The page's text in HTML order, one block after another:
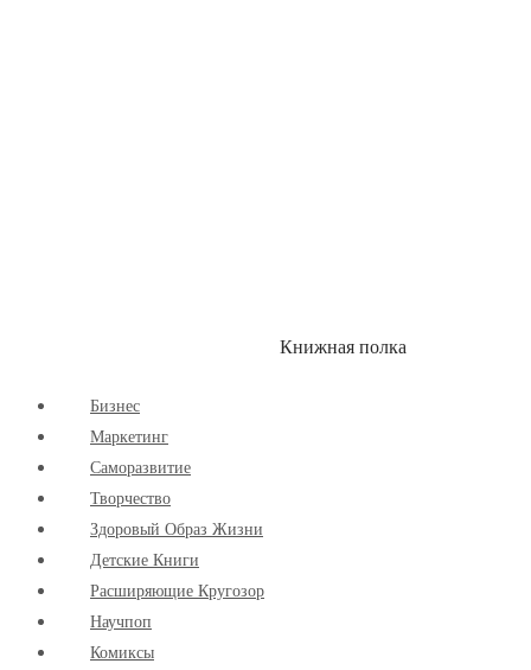
Книжная полка
Бизнес
Маркетинг
Cаморазвитие
Творчество
Здоровый Образ Жизни
Детские Книги
Расширяющие Кругозор
Научпоп
Комиксы